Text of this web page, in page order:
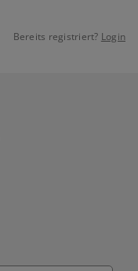
Bereits registriert? Login